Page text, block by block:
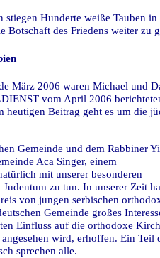
stiegen Hunderte weiße Tauben in
Botschaft des Friedens weiter zu
März 2006 waren Michael und
vom April 2006
Beitrag geht es um die
Gemeinde und dem Rabbiner
Aca Singer, einem
mit unserer besonderen
zu tun. In unserer Zeit
von jungen serbischen
Gemeinde großes
Einfluss auf die orthodoxe
wird, erhoffen. Ein Teil
sprechen alle.